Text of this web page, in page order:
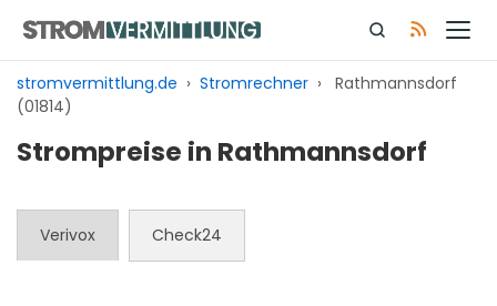
Inhalt
springen
stromvermittlung.de › Stromrechner › Rathmannsdorf
(01814)
Strompreise in Rathmannsdorf
Verivox Check24